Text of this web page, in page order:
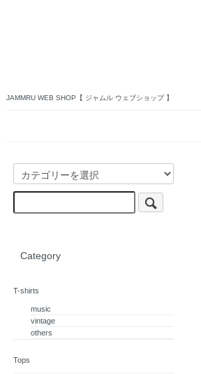
JAMMRU WEB SHOP【 ジャムル ウェブショップ 】
Category
T-shirts
music
vintage
others
Tops